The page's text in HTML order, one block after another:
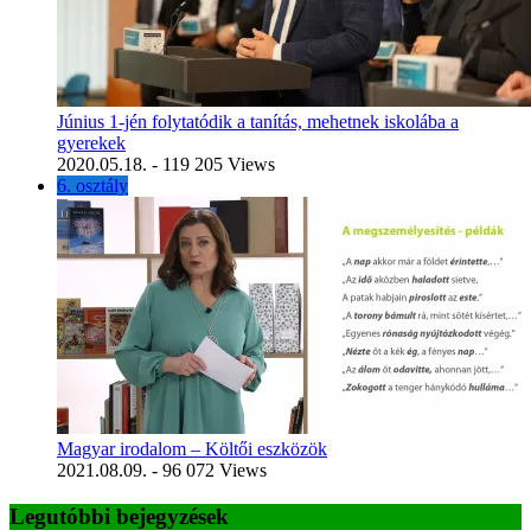
Június 1-jén folytatódik a tanítás, mehetnek iskolába a
gyerekek
2020.05.18. - 119 205 Views
6. osztály
Magyar irodalom – Költői eszközök
2021.08.09. - 96 072 Views
Legutóbbi bejegyzések